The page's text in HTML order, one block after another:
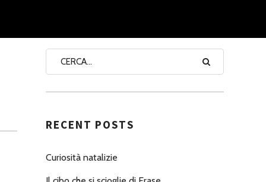
RECENT POSTS
Curiosità natalizie